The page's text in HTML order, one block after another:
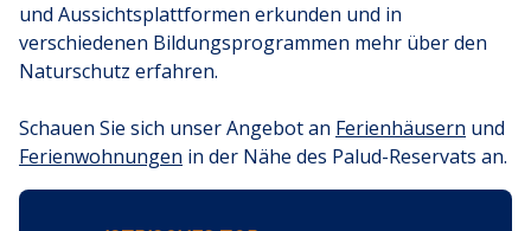
und Aussichtsplattformen erkunden und in
verschiedenen Bildungsprogrammen mehr über den
Naturschutz erfahren.
Schauen Sie sich unser Angebot an Ferienhäusern und
Ferienwohnungen in der Nähe des Palud-Reservats an.